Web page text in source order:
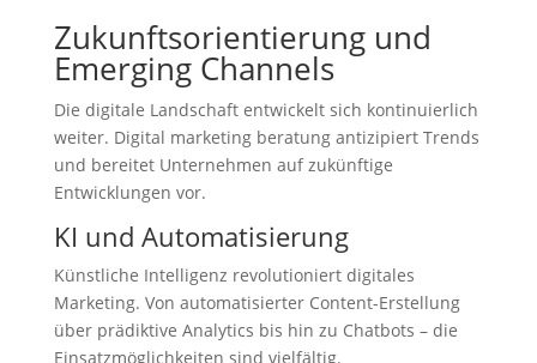
Zukunftsorientierung und
Emerging Channels
Die digitale Landschaft entwickelt sich kontinuierlich
weiter. Digital marketing beratung antizipiert Trends
und bereitet Unternehmen auf zukünftige
Entwicklungen vor.
KI und Automatisierung
Künstliche Intelligenz revolutioniert digitales
Marketing. Von automatisierter Content-Erstellung
über prädiktive Analytics bis hin zu Chatbots – die
Einsatzmöglichkeiten sind vielfältig.